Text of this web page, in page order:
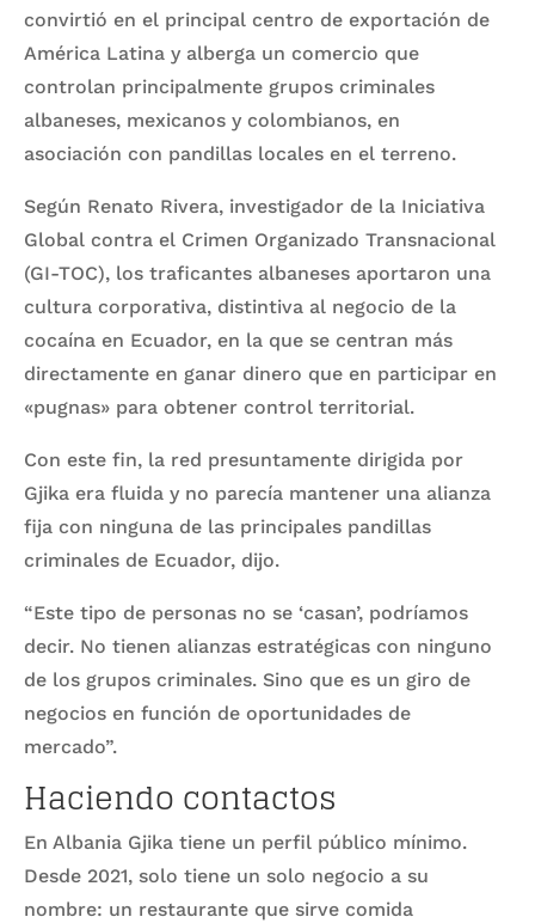
convirtió en el principal centro de exportación de
América Latina y alberga un comercio que
controlan principalmente grupos criminales
albaneses, mexicanos y colombianos, en
asociación con pandillas locales en el terreno.
Según Renato Rivera, investigador de la Iniciativa
Global contra el Crimen Organizado Transnacional
(GI-TOC), los traficantes albaneses aportaron una
cultura corporativa, distintiva al negocio de la
cocaína en Ecuador, en la que se centran más
directamente en ganar dinero que en participar en
«pugnas» para obtener control territorial.
Con este fin, la red presuntamente dirigida por
Gjika era fluida y no parecía mantener una alianza
fija con ninguna de las principales pandillas
criminales de Ecuador, dijo.
“Este tipo de personas no se ‘casan’, podríamos
decir. No tienen alianzas estratégicas con ninguno
de los grupos criminales. Sino que es un giro de
negocios en función de oportunidades de
mercado”.
Haciendo contactos
En Albania Gjika tiene un perfil público mínimo.
Desde 2021, solo tiene un solo negocio a su
nombre: un restaurante que sirve comida